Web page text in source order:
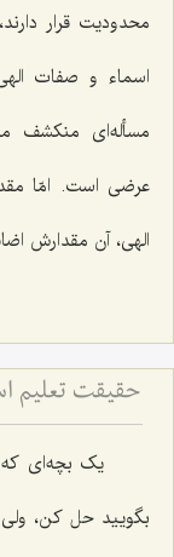
محدودیت قرار
اسماء و صفات
مسأله‌ای منکشف
عرضی است. امّا
الهی، آن مقدارش
حقیقت تعلیم
یک بچه‌ای که
بگویید حل کن،